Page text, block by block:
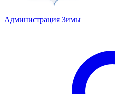
Администрация Зимы